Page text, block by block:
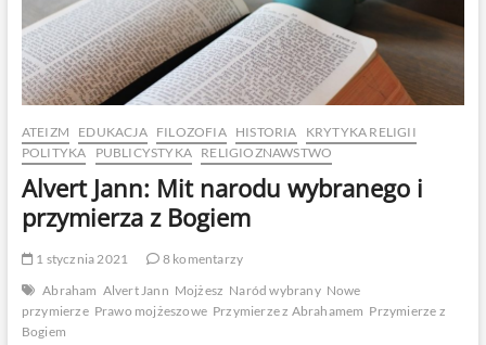
ATEIZM EDUKACJA FILOZOFIA HISTORIA
KRYTYKA RELIGII
POLITYKA
PUBLICYSTYKA RELIGIOZNAWSTWO
Alvert Jann: Mit narodu wybranego i
przymierza z Bogiem
1 stycznia 2021
8 komentarzy
Abraham Alvert Jann Mojżesz Naród wybrany Nowe
przymierze Prawo mojżeszowe Przymierze z Abrahamem Przymierze z
Bogiem